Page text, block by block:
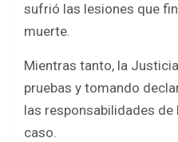
sufrió las lesiones que
muerte.
Mientras tanto, la
pruebas y tomando
las responsabilidades
caso.